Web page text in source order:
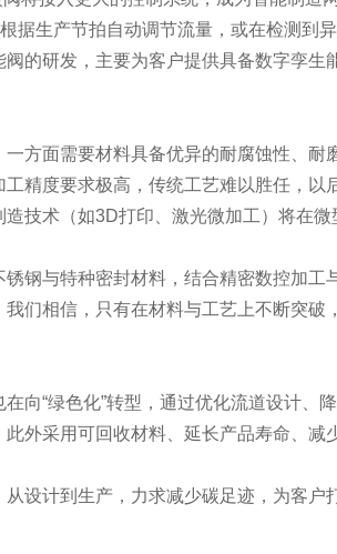
据生产节拍自动调节流量，或在检测到
的研发，主要为客户提供具备数字孪生
方面需要材料具备优异的耐腐蚀性、耐
精度要求极高，传统工艺难以胜任，以
技术（如3D打印、激光微加工）将在微
钢与特种密封材料，结合精密数控加工
们相信，只有在材料与工艺上不断突破
向“绿色化”转型，通过优化流道设计、
外采用可回收材料、延长产品寿命、减
设计到生产，力求减少碳足迹，为客户